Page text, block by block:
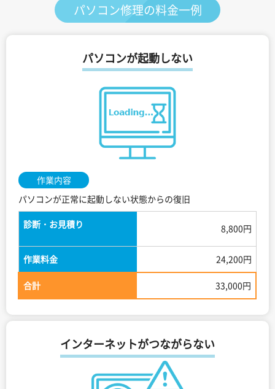
パソコン修理の料金一例
パソコンが起動しない
作業内容
パソコンが正常に起動しない状態からの復旧
診断・お見積り 8,800円
作業料金 24,200円
合計 33,000円
インターネットがつながらない